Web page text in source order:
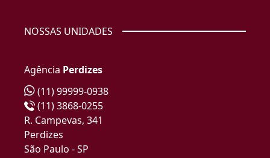
NOSSAS UNIDADES
Agência Perdizes
(11) 99999-0938
(11) 3868-0255
R. Campevas, 341
Perdizes
São Paulo - SP